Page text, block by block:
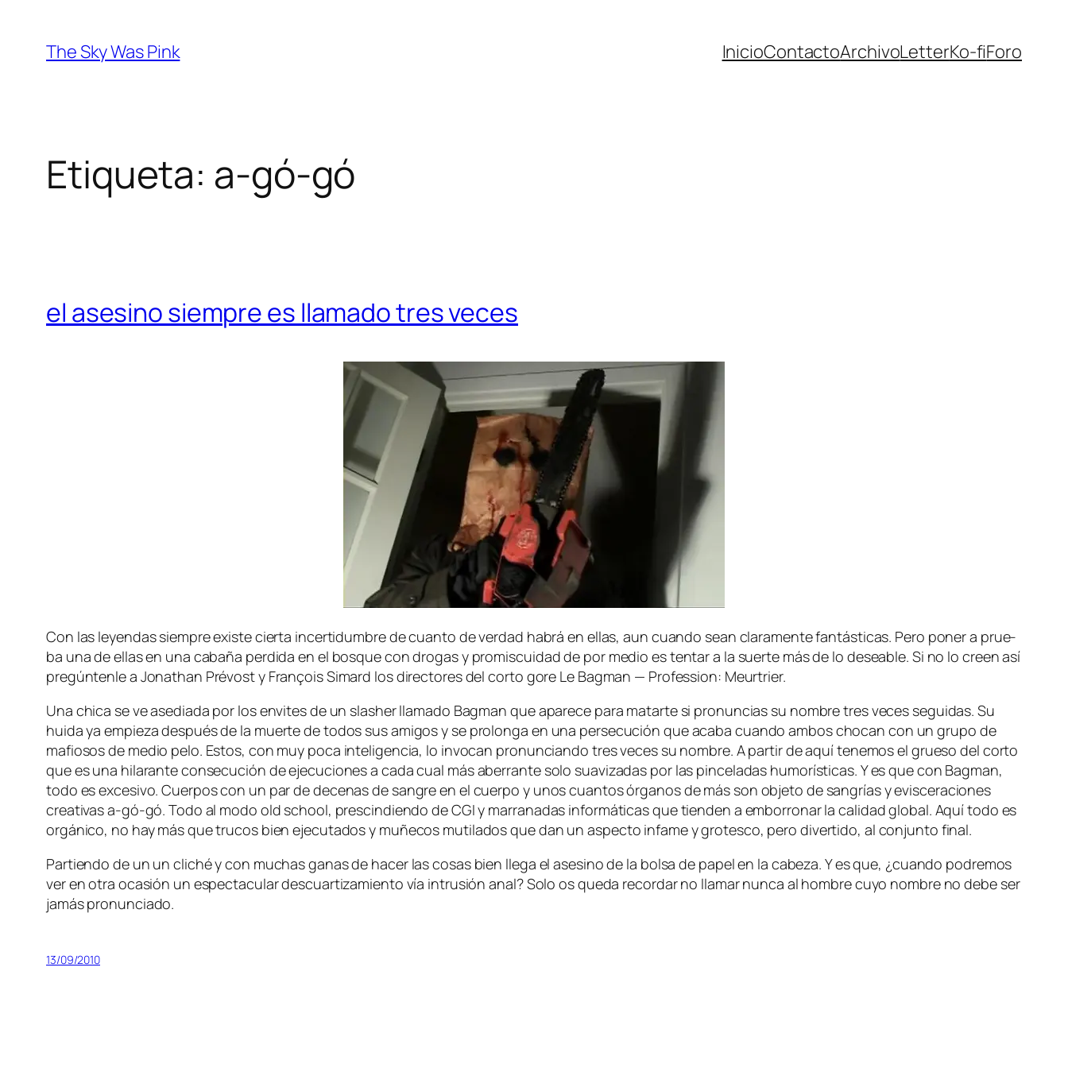
contenido
The Sky Was Pink InicioContactoArchivoLetterKo-fiForo
Etiqueta: a-gó-gó
el asesino siempre es llamado tres veces
Con las le­yen­das siem­pre exis­te cier­ta in­cer­ti­dum­bre de cuan­to de ver­dad ha­brá en ellas, aun cuan­do sean cla­ra­men­te fan­tás­ti­cas. Pero po­ner a prue­
ba una de ellas en una ca­ba­ña per­di­da en el bos­que con dro­gas y pro­mis­cui­dad de por me­dio es ten­tar a la suer­te más de lo de­sea­ble. Si no lo creen así
pre­gún­ten­le a Jonathan Prévost y François Simard los di­rec­to­res del cor­to go­re Le Bagman — Profession: Meurtrier.
Una chi­ca se ve ase­dia­da por los en­vi­tes de un slasher lla­ma­do Bagman que apa­re­ce pa­ra ma­tar­te si pro­nun­cias su nom­bre tres ve­ces se­gui­das. Su
hui­da ya em­pie­za des­pués de la muer­te de to­dos sus ami­gos y se pro­lon­ga en una per­se­cu­ción que aca­ba cuan­do am­bos cho­can con un gru­po de
ma­fio­sos de me­dio pe­lo. Estos, con muy po­ca in­te­li­gen­cia, lo in­vo­can pro­nun­cian­do tres ve­ces su nom­bre. A par­tir de aquí te­ne­mos el grue­so del cor­to
que es una hi­la­ran­te con­se­cu­ción de eje­cu­cio­nes a ca­da cual más abe­rran­te so­lo sua­vi­za­das por las pin­ce­la­das hu­mo­rís­ti­cas. Y es que con Bagman,
to­do es ex­ce­si­vo. Cuerpos con un par de de­ce­nas de san­gre en el cuer­po y unos cuan­tos ór­ga­nos de más son ob­je­to de san­grías y evis­ce­ra­cio­nes
crea­ti­vas a‑gó-gó. Todo al mo­do old school, pres­cin­dien­do de CGI y ma­rra­na­das in­for­má­ti­cas que tien­den a em­bo­rro­nar la ca­li­dad glo­bal. Aquí to­do es
or­gá­ni­co, no hay más que tru­cos bien eje­cu­ta­dos y mu­ñe­cos mu­ti­la­dos que dan un as­pec­to in­fa­me y gro­tes­co, pe­ro di­ver­ti­do, al con­jun­to final.
Partiendo de un un cli­ché y con mu­chas ga­nas de ha­cer las co­sas bien lle­ga el ase­sino de la bol­sa de pa­pel en la ca­be­za. Y es que, ¿cuan­do po­dre­mos
ver en otra oca­sión un es­pec­ta­cu­lar des­cuar­ti­za­mien­to vía in­tru­sión anal? Solo os que­da re­cor­dar no lla­mar nun­ca al hom­bre cu­yo nom­bre no de­be ser
ja­más pronunciado.
13/09/2010